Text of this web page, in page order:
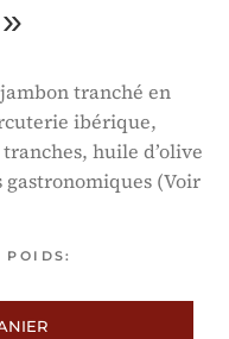
tranché en
ibérique,
huile d’olive
(Voir
POIDS: